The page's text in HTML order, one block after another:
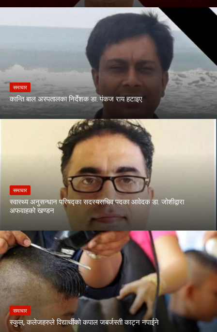
समाचार
कान्ति बाल अस्पतालका निर्देशक डा. पंकज राय हटाइए
समाचार
स्वास्थ्य अनुसन्धान परिषद्का सदस्यसचिव पदका आवेदक डा. जोशीद्वारा
अफवाहको खण्डन
समाचार
स्कुल, कलेजहरुले विद्यार्थीको कपाल जबर्जस्ती काट्न नपाईने